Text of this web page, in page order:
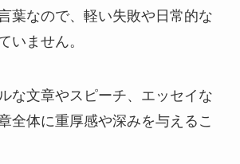
葉なので、軽い失敗や日常的な
いません。
な文章やスピーチ、エッセイな
全体に重厚感や深みを与えるこ